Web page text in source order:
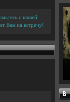
с нашей
Вам на встречу!